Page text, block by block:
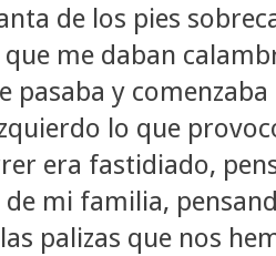
de los pies
me daban
pasaba y
lo que
era fastidiado,
mi familia,
palizas que nos